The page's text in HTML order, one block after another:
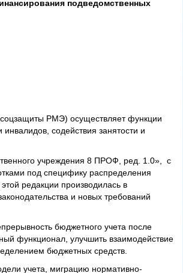
подведомственных
РМЭ) осуществляет функции
содействия занятости и
учреждения 8 ПРОФ, ред. 1.0», с
под специфику распределения
редакции производилась в
и новых требований
бюджетного учета после
функционал, улучшить взаимодействие
бюджетных средств.
учета, миграцию нормативно-